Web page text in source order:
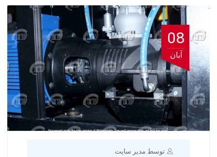
08
آبان
توسط مدیر سایت